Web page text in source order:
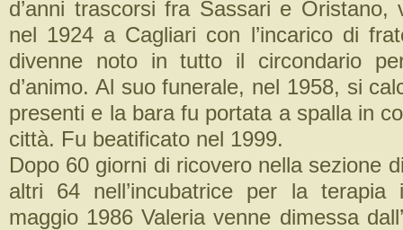
d’anni trascorsi fra Sassari e Oristano,
nel 1924 a Cagliari con l’incarico di
divenne noto in tutto il circondario
d’animo. Al suo funerale, nel 1958, si
presenti e la bara fu portata a spalla in
città. Fu beatificato nel 1999.
Dopo 60 giorni di ricovero nella sezione
altri 64 nell’incubatrice per la terapia
maggio 1986 Valeria venne dimessa